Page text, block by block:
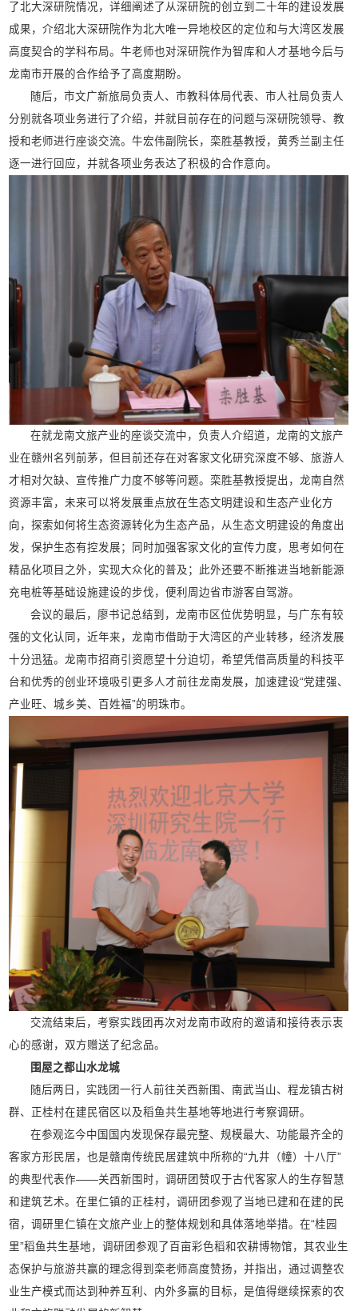
了北大深研院情况，详细阐述了从深研院的创立到二十年的建设发展
成果，介绍北大深研院作为北大唯一异地校区的定位和与大湾区发展
高度契合的学科布局。牛老师也对深研院作为智库和人才基地今后与
龙南市开展的合作给予了高度期盼。
随后，市文广新旅局负责人、市教科体局代表、市人社局负责人
分别就各项业务进行了介绍，并就目前存在的问题与深研院领导、教
授和老师进行座谈交流。牛宏伟副院长，栾胜基教授，黄秀兰副主任
逐一进行回应，并就各项业务表达了积极的合作意向。
在就龙南文旅产业的座谈交流中，负责人介绍道，龙南的文旅产
业在赣州名列前茅，但目前还存在对客家文化研究深度不够、旅游人
才相对欠缺、宣传推广力度不够等问题。栾胜基教授提出，龙南自然
资源丰富，未来可以将发展重点放在生态文明建设和生态产业化方
向，探索如何将生态资源转化为生态产品，从生态文明建设的角度出
发，保护生态有控发展；同时加强客家文化的宣传力度，思考如何在
精品化项目之外，实现大众化的普及；此外还要不断推进当地新能源
充电桩等基础设施建设的步伐，便利周边省市游客自驾游。
会议的最后，廖书记总结到，龙南市区位优势明显，与广东有较
强的文化认同，近年来，龙南市借助于大湾区的产业转移，经济发展
十分迅猛。龙南市招商引资愿望十分迫切，希望凭借高质量的科技平
台和优秀的创业环境吸引更多人才前往龙南发展，加速建设“党建强、
产业旺、城乡美、百姓福”的明珠市。
交流结束后，考察实践团再次对龙南市政府的邀请和接待表示衷
心的感谢，双方赠送了纪念品。
围屋之都山水龙城
随后两日，实践团一行人前往关西新围、南武当山、程龙镇古树
群、正桂村在建民宿区以及稻鱼共生基地等地进行考察调研。
在参观迄今中国国内发现保存最完整、规模最大、功能最齐全的
客家方形民居，也是赣南传统民居建筑中所称的“九井（幢）十八厅”
的典型代表作——关西新围时，调研团赞叹于古代客家人的生存智慧
和建筑艺术。在里仁镇的正桂村，调研团参观了当地已建和在建的民
宿，调研里仁镇在文旅产业上的整体规划和具体落地举措。在“桂园
里”稻鱼共生基地，调研团参观了百亩彩色稻和农耕博物馆，其农业生
态保护与旅游共赢的理念得到栾老师高度赞扬，并指出，通过调整农
业生产模式而达到种养互利、内外多赢的目标，是值得继续探索的农